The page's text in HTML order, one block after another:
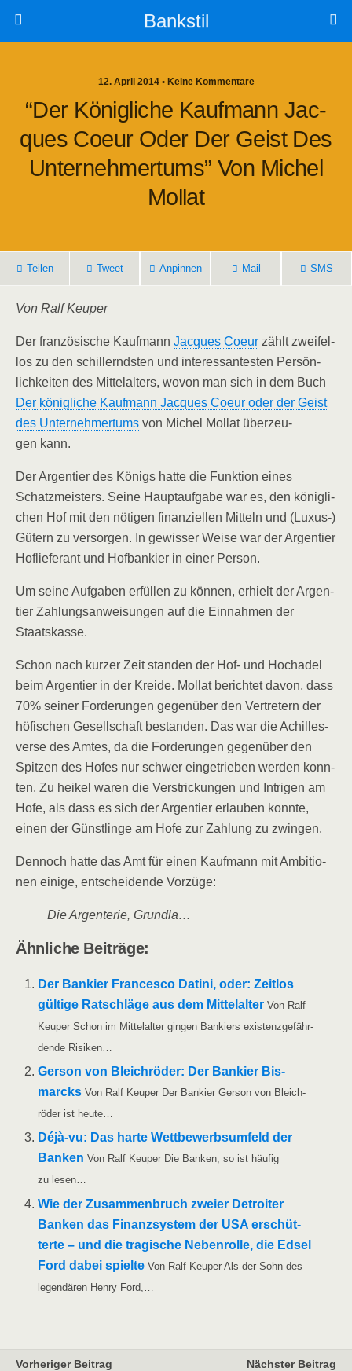
Bankstil
12. April 2014 • Keine Kommentare
“Der König­li­che Kauf­mann Jac­
Ques Coeur Oder Der Geist Des
Unter­neh­mer­tums” Von Michel
Mollat
Tei­len Tweet Anpin­nen Mail SMS
Von Ralf Keuper
Der fran­zö­si­sche Kauf­mann Jac­ques Coeur zählt zwei­fel­
los zu den schil­lernds­ten und inter­es­san­tes­ten Per­sön­
lich­kei­ten des Mit­tel­al­ters, wovon man sich in dem Buch
Der könig­li­che Kauf­mann Jac­ques Coeur oder der Geist
des Unter­neh­mer­tums von Michel Mol­lat über­zeu­
gen kann.
Der Argen­tier des Königs hat­te die Funk­ti­on eines
Schatz­meis­ters. Sei­ne Haupt­auf­ga­be war es, den könig­li­
chen Hof mit den nöti­gen finan­zi­el­len Mit­teln und (Luxus-)
Gütern zu ver­sor­gen. In gewis­ser Wei­se war der Argen­tier
Hof­lie­fe­rant und Hof­ban­kier in einer Person.
Um sei­ne Auf­ga­ben erfül­len zu kön­nen, erhielt der Argen­
tier Zah­lungs­an­wei­sun­gen auf die Ein­nah­men der
Staatskasse.
Schon nach kur­zer Zeit stan­den der Hof- und Hoch­adel
beim Argen­tier in der Krei­de. Mol­lat berich­tet davon, dass
70% sei­ner For­de­run­gen gegen­über den Ver­tre­tern der
höfi­schen Gesell­schaft bestan­den. Das war die Achil­les­
ver­se des Amtes, da die For­de­run­gen gegen­über den
Spit­zen des Hofes nur schwer ein­ge­trie­ben wer­den konn­
ten. Zu hei­kel waren die Ver­stri­ckun­gen und Intri­gen am
Hofe, als dass es sich der Argen­tier erlau­ben konn­te,
einen der Günst­lin­ge am Hofe zur Zah­lung zu zwingen.
Den­noch hat­te das Amt für einen Kauf­mann mit Ambi­tio­
nen eini­ge, ent­schei­den­de Vorzüge:
Die Argen­te­rie, Grundla…
Ähn­li­che Beiträge:
Der Ban­kier Fran­ces­co Dati­ni, oder: Zeit­los
gül­ti­ge Rat­schlä­ge aus dem Mit­tel­al­ter Von Ralf
Keu­per Schon im Mit­tel­al­ter gin­gen Ban­kiers exis­tenz­ge­fähr­
den­de Risiken…
Ger­son von Bleich­rö­der: Der Ban­kier Bis­
marcks Von Ralf Keu­per Der Ban­kier Ger­son von Bleich­
rö­der ist heute…
Déjà-vu: Das har­te Wett­be­werbs­um­feld der
Ban­ken Von Ralf Keu­per Die Ban­ken, so ist häu­fig
zu lesen…
Wie der Zusam­men­bruch zwei­er Detroi­ter
Ban­ken das Finanz­sys­tem der USA erschüt­
ter­te – und die tra­gi­sche Neben­rol­le, die Edsel
Ford dabei spiel­te Von Ralf Keu­per Als der Sohn des
legen­dä­ren Hen­ry Ford,…
Vorheriger Beitrag
Nächster Beitrag